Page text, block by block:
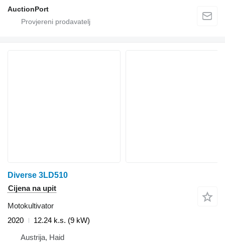
AuctionPort
Diverse 3LD510
Cijena na upit
Motokultivator
2020
12.24 k.s. (9 kW)
Austrija, Haid